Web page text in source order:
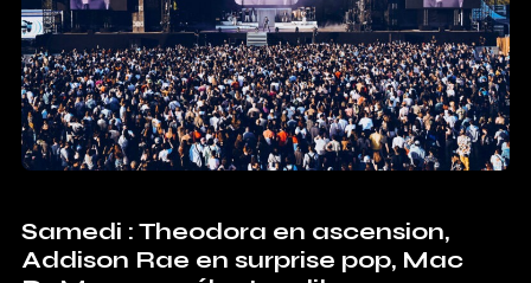
Samedi : Theodora en ascension,
Addison Rae en surprise pop, Mac